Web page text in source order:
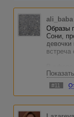
ali_baba
Образы
Сони,
здесь
#11